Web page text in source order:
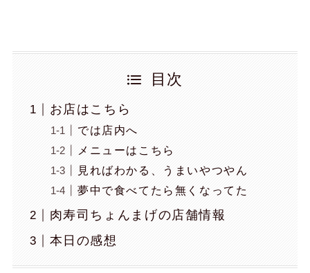
目次
お店はこちら
では店内へ
メニューはこちら
見ればわかる、うまいやつやん
夢中で食べてたら無くなってた
肉寿司ちょんまげの店舗情報
本日の感想